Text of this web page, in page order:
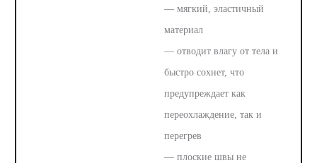
— мягкий, эластичный
материал
— отводит влагу от тела и
быстро сохнет, что
предупреждает как
переохлаждение, так и
перегрев
— плоские швы не